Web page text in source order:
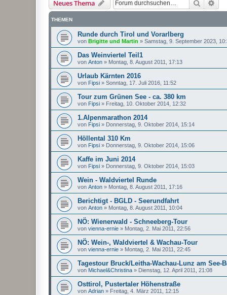
Neues Thema Suche
THEMEN
Runde durch Tirol und Vorarlberg
von Brigitte und Martin » Samstag, 9. September 2023,
Das Weinviertel Teil1
von Anton » Montag, 8. August 2011, 17:13
Urlaub Kärnten 2016
von Fipsi » Sonntag, 17. Juli 2016, 11:52
Tour zum Grünen See - ca. 380 km
von Fipsi » Freitag, 10. Oktober 2014, 12:32
1.Alpenmarathon 2014
von Fipsi » Donnerstag, 9. Oktober 2014, 15:14
Höllental 310 Km
von Fipsi » Donnerstag, 9. Oktober 2014, 15:06
Kaffe im Juni 2014
von Fipsi » Donnerstag, 9. Oktober 2014, 15:03
Wein - Waldviertel Runde
von Anton » Montag, 8. August 2011, 17:16
Berichtigt - BGLD - Seerundfahrt
von Anton » Montag, 8. August 2011, 10:04
NÖ: Wienerwald - Schneeberg-Tour
von vienna-ernie » Montag, 2. Mai 2011, 22:56
NÖ: Wein-, Waldviertel & Wachau-Tour
von vienna-ernie » Montag, 2. Mai 2011, 22:45
Tagestour Bruck/Leitha-Wachau-Lunz am See-
von Michael&Christina » Dienstag, 12. April 2011, 21:08
Osttirol, Pustertaler Höhenstraße
von Adrian » Freitag, 4. März 2011, 12:15